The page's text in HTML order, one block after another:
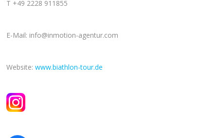
T +49 2228 911855
E-Mail: info@inmotion-agentur.com
Website:www.biathlon-tour.de